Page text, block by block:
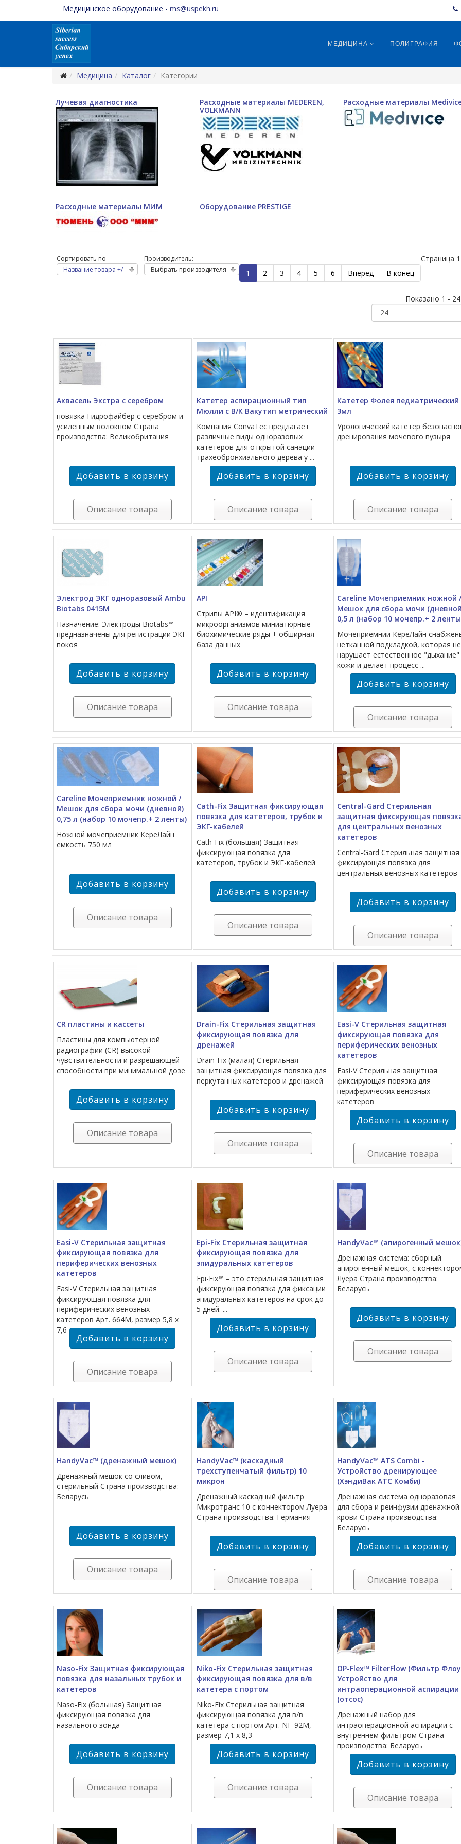
Медицинское оборудование - ms@uspekh.ru
МЕДИЦИНА ПОЛИГРАФИЯ
Медицина Каталог Категории
Лучевая диагностика Расходные материалы MEDEREN,
VOLKMANN
Расходные материалы
Расходные материалы МИМ Оборудование PRESTIGE
Сортировать по
Название товара +/-
Производитель:
Выбрать производителя
1 2 3 4 5 6 Вперёд В конец
Страница
Показано 1 -
Аквасель Экстра с серебром
повязка Гидрофайбер с серебром и
усиленным волокном Страна
производства: Великобритания
Описание товара
Катетер аспирационный тип
Мюлли с В/К Вакутип метрический
Компания ConvaTec предлагает
различные виды одноразовых
катетеров для открытой санации
трахеобронхиального дерева у ...
Описание товара
Катетер Фолея педиатрический
3мл
Урологический катетер
дренирования мочевого пузыря
Описание товара
Электрод ЭКГ одноразовый Ambu
Biotabs 0415М
Назначение: Электроды Biotabs™
предназначены для регистрации ЭКГ
покоя
Описание товара
API
Стрипы API® – идентификация
микроорганизмов миниатюрные
биохимические ряды + обширная
база данных
Описание товара
Careline Мочеприемник ножной /
Мешок для сбора мочи
0,5 л (набор 10 мочепр.+ 2
Мочеприемнии КереЛайн
нетканной подкладкой, которая не
нарушает естественное "дыхание"
кожи и делает процесс ...
Описание товара
Careline Мочеприемник ножной /
Мешок для сбора мочи (дневной)
0,75 л (набор 10 мочепр.+ 2 ленты)
Ножной мочеприемник КереЛайн
емкость 750 мл
Описание товара
Cath-Fix Защитная фиксирующая
повязка для катетеров, трубок и
ЭКГ-кабелей
Cath-Fix (большая) Защитная
фиксирующая повязка для
катетеров, трубок и ЭКГ-кабелей
Описание товара
Central-Gard Стерильная
защитная фиксирующая
для центральных венозных
катетеров
Central-Gard Стерильная защитная
фиксирующая повязка для
центральных венозных катетеров
Описание товара
CR пластины и кассеты
Пластины для компьютерной
радиографии (CR) высокой
чувствительности и разрешающей
способности при минимальной дозе
Описание товара
Drain-Fix Стерильная защитная
фиксирующая повязка для
дренажей
Drain-Fix (малая) Стерильная
защитная фиксирующая повязка для
перкутанных катетеров и дренажей
Описание товара
Easi-V Стерильная защитная
фиксирующая повязка для
периферических венозных
катетеров
Easi-V Стерильная защитная
фиксирующая повязка для
периферических венозных
катетеров
Описание товара
Easi-V Стерильная защитная
фиксирующая повязка для
периферических венозных
катетеров
Easi-V Стерильная защитная
фиксирующая повязка для
периферических венозных
катетеров Арт. 664М, размер 5,8 х
7,6
Описание товара
Epi-Fix Стерильная защитная
фиксирующая повязка для
эпидуральных катетеров
Epi-Fix™ – это стерильная защитная
фиксирующая повязка для фиксации
эпидуральных катетеров на срок до
5 дней. ...
Описание товара
HandyVac™ (апирогенный
Дренажная система: сборный
апирогенный мешок, с
Луера Страна производства:
Беларусь
Описание товара
HandyVac™ (дренажный мешок)
Дренажный мешок со сливом,
стерильный Страна производства:
Беларусь
Описание товара
HandyVac™ (каскадный
трехступенчатый фильтр) 10
микрон
Дренажный каскадный фильтр
Микротранс 10 с коннектором Луера
Страна производства: Германия
Описание товара
HandyVac™ ATS Combi -
Устройство дренирующее
(ХэндиВак АТС Комби)
Дренажная система одноразовая
для сбора и реинфузии дренажной
крови Страна производства:
Беларусь
Описание товара
Naso-Fix Защитная фиксирующая
повязка для назальных трубок и
катетеров
Naso-Fix (большая) Защитная
фиксирующая повязка для
назального зонда
Описание товара
Niko-Fix Стерильная защитная
фиксирующая повязка для в/в
катетера с портом
Niko-Fix Стерильная защитная
фиксирующая повязка для в/в
катетера с портом Арт. NF-92М,
размер 7,1 х 8,3
Описание товара
OP-Flex™ FilterFlow (Фильтр
Устройство для
интраоперационной аспирации
(отсос)
Дренажный набор для
интраоперационной аспирации с
внутреннем фильтром Страна
производства: Беларусь
Описание товара